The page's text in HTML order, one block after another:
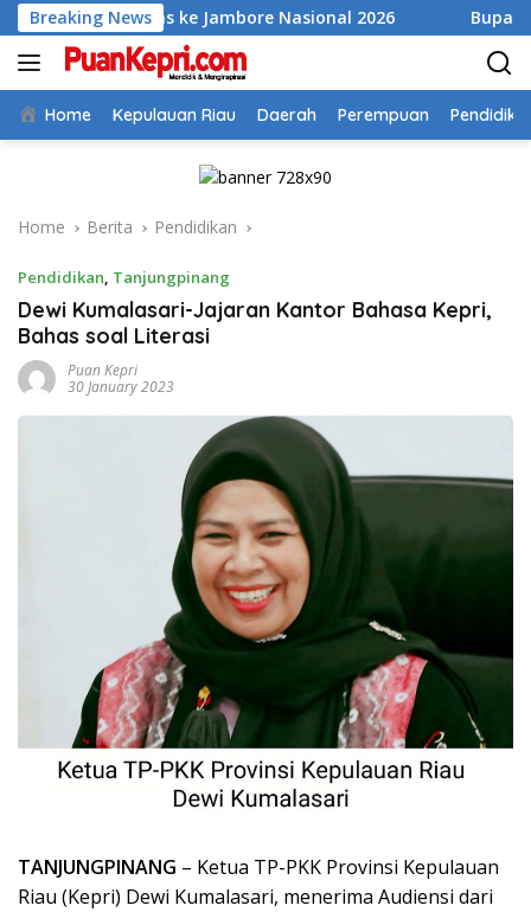
Skip
to
content
Breaking News
ke Jambore Nasional 2026 Bupati Aneng
Home Kepulauan Riau Daerah Perempuan
Home Berita Pendidikan
Pendidikan, Tanjungpinang
Dewi Kumalasari-Jajaran Kantor Bahasa Kepri,
Bahas soal Literasi
Puan Kepri
30 January 2023
TANJUNGPINANG – Ketua TP-PKK Provinsi Kepulauan
Riau (Kepri) Dewi Kumalasari, menerima Audiensi dari